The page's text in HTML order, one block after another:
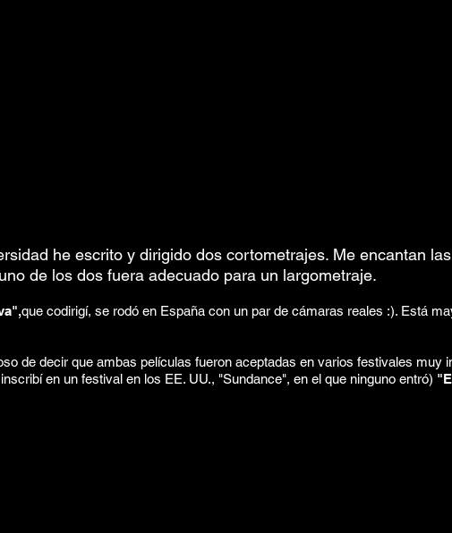
he escrito y dirigido dos cortometrajes. Me encantan
de los dos fuera adecuado para un largometraje.
que codirigí, se rodó en España con un par de cámaras reales :). Está
de decir que ambas películas fueron aceptadas en varios festivales muy
en un festival en los EE. UU., "Sundance", en el que ninguno entró)